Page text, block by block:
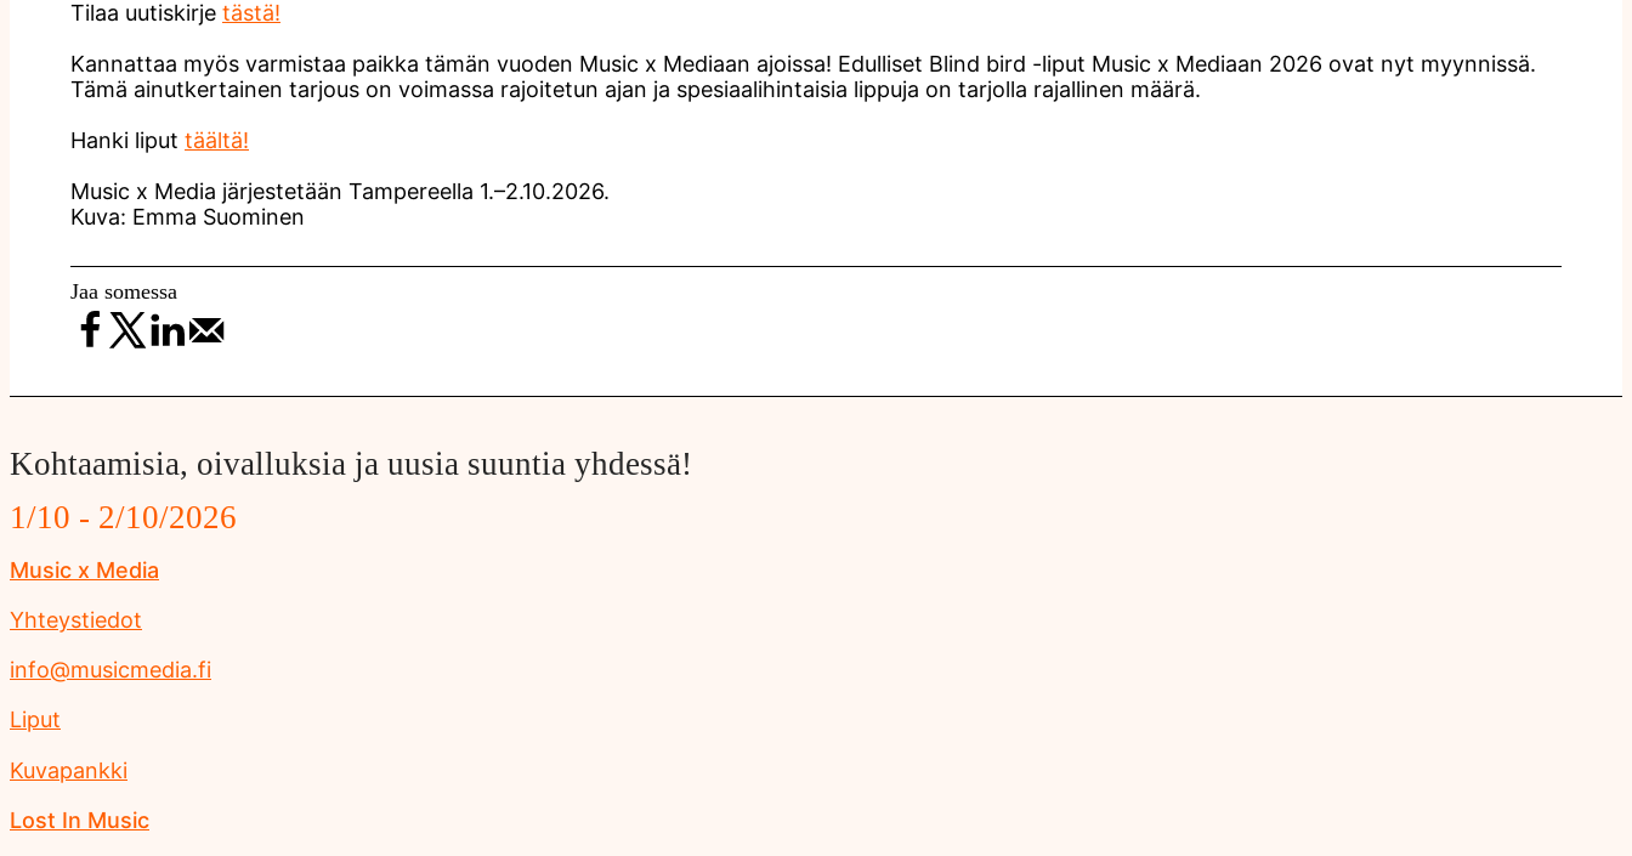
Tilaa uutiskirje tästä!
Kannattaa myös varmistaa paikka tämän vuoden Music x Mediaan ajoissa! Edulliset Blind bird -liput Music x Mediaan 2026 ovat nyt myynnissä.
Tämä ainutkertainen tarjous on voimassa rajoitetun ajan ja spesiaalihintaisia lippuja on tarjolla rajallinen määrä.
Hanki liput täältä!
Music x Media järjestetään Tampereella 1.–2.10.2026.
Kuva: Emma Suominen
Jaa somessa
Kohtaamisia, oivalluksia ja uusia suuntia yhdessä!
1/10 - 2/10/2026
Music x Media
Yhteystiedot
info@musicmedia.fi
Liput
Kuvapankki
Lost In Music